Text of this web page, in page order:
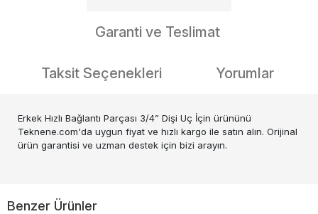
Garanti ve Teslimat
Taksit Seçenekleri Yorumlar
Erkek Hızlı Bağlantı Parçası 3/4” Dişi Uç İçin ürününü
Teknene.com'da uygun fiyat ve hızlı kargo ile satın alın. Orijinal
ürün garantisi ve uzman destek için bizi arayın.
Benzer Ürünler